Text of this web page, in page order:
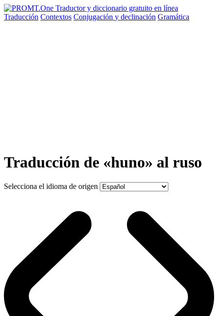
Traducción Contextos Conjugación y declinación Gramática
Traducción de «huno» al ruso
Selecciona el idioma de origen